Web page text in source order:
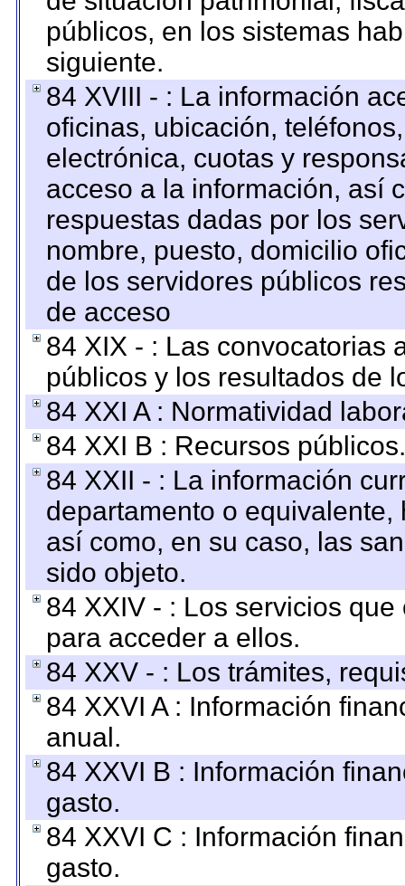
públicos, en los sistemas
siguiente.
84 XVIII - : La información
oficinas, ubicación,
electrónica, cuotas y
acceso a la información, así
respuestas dadas por los
nombre, puesto, domicilio
de los servidores públicos
de acceso
84 XIX - : Las convocatorias
públicos y los resultados de
84 XXI A : Normatividad
84 XXI B : Recursos públicos.
84 XXII - : La información
departamento o
así como, en su caso, las
sido objeto.
84 XXIV - : Los servicios
para acceder a ellos.
84 XXV - : Los trámites,
84 XXVI A : Información
anual.
84 XXVI B : Información
gasto.
84 XXVI C : Información
gasto.